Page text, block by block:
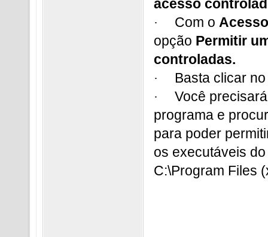
acesso
· Com o
opção Permitir
controladas.
· Basta clicar
·
Você
programa e
para poder
os executáveis
C:\Program Files